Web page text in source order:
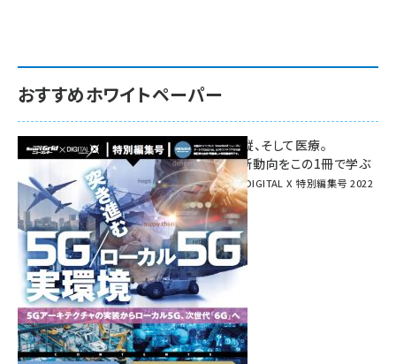
おすすめホワイトペーパー
環境対策、建機の遠隔操縦、そして医療。
次世代通信規格「5G」最新動向をこの1冊で学ぶ
SmartGrid ニューズレター × DIGITAL X 特別編集号 2022
Summer